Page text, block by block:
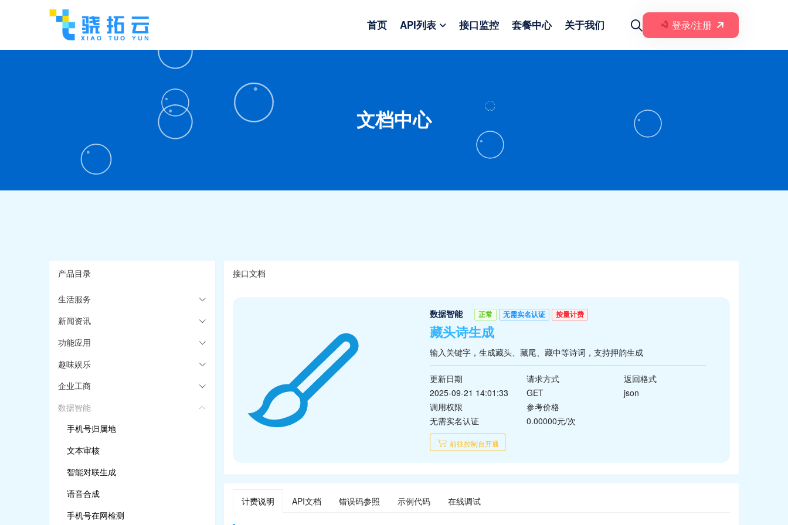
首页 API列表 接口监控 套餐中心 关于我们 登录/注册
文档中心
产品目录
生活服务
新闻资讯
功能应用
趣味娱乐
企业工商
数据智能
手机号归属地
文本审核
智能对联生成
语音合成
手机号在网检测
接口文档
数据智能 正常 无需实名认证 按量计费
藏头诗生成
输入关键字，生成藏头、藏尾、藏中等诗词，支持押韵生成
更新日期
2025-09-21 14:01:33
请求方式
GET
返回格式
json
调用权限
无需实名认证
参考价格
0.00000元/次
前往控制台开通
计费说明 API文档 错误码参照 示例代码 在线调试